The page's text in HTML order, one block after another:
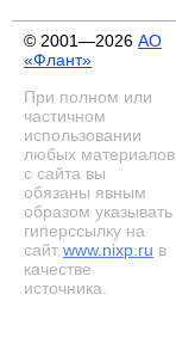
© 2001—2026 АО
«Флант»
При полном или
частичном
использовании
любых материалов
с сайта вы
обязаны явным
образом указывать
гиперссылку на
сайт www.nixp.ru в
качестве
источника.